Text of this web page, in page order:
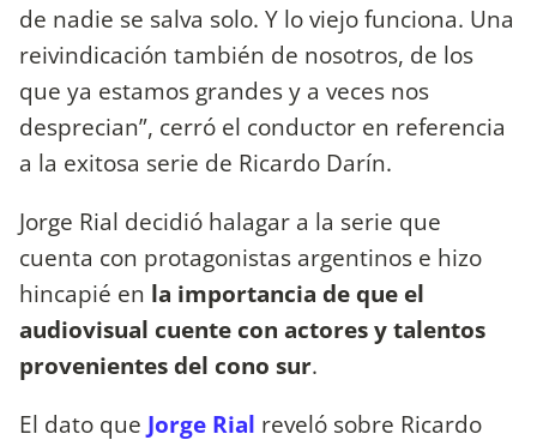
de nadie se salva solo. Y lo viejo funciona. Una
reivindicación también de nosotros, de los
que ya estamos grandes y a veces nos
desprecian”, cerró el conductor en referencia
a la exitosa serie de Ricardo Darín.
Jorge Rial decidió halagar a la serie que
cuenta con protagonistas argentinos e hizo
hincapié en la importancia de que el
audiovisual cuente con actores y talentos
provenientes del cono sur.
El dato que Jorge Rial reveló sobre Ricardo